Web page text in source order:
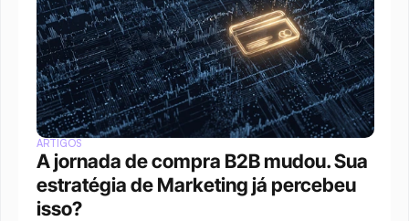
ARTIGOS
A jornada de compra B2B mudou. Sua
estratégia de Marketing já percebeu
isso?